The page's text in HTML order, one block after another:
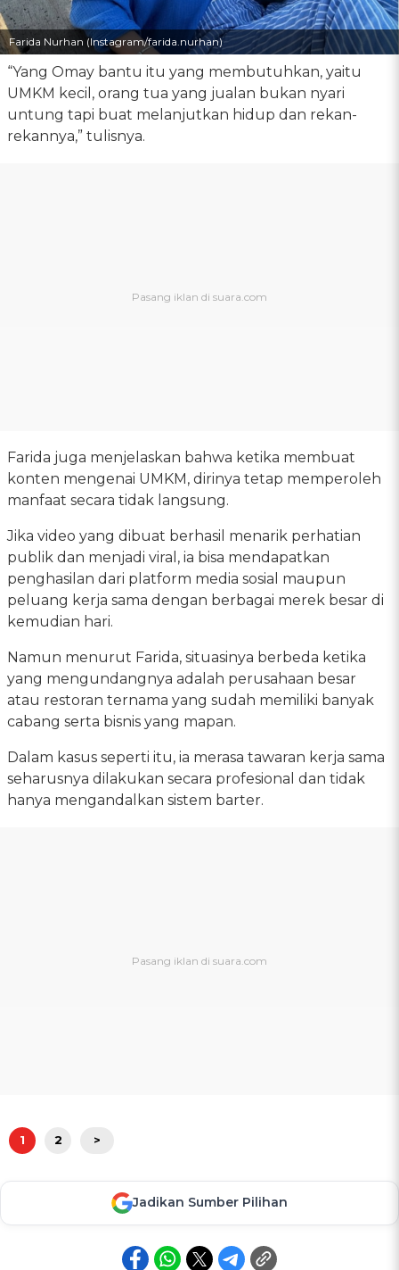
Farida Nurhan (Instagram/farida.nurhan)
“Yang Omay bantu itu yang membutuhkan, yaitu
UMKM kecil, orang tua yang jualan bukan nyari
untung tapi buat melanjutkan hidup dan rekan-
rekannya,” tulisnya.
Farida juga menjelaskan bahwa ketika membuat
konten mengenai UMKM, dirinya tetap memperoleh
manfaat secara tidak langsung.
Jika video yang dibuat berhasil menarik perhatian
publik dan menjadi viral, ia bisa mendapatkan
penghasilan dari platform media sosial maupun
peluang kerja sama dengan berbagai merek besar di
kemudian hari.
Namun menurut Farida, situasinya berbeda ketika
yang mengundangnya adalah perusahaan besar
atau restoran ternama yang sudah memiliki banyak
cabang serta bisnis yang mapan.
Dalam kasus seperti itu, ia merasa tawaran kerja sama
seharusnya dilakukan secara profesional dan tidak
hanya mengandalkan sistem barter.
1 2 >
Jadikan Sumber Pilihan